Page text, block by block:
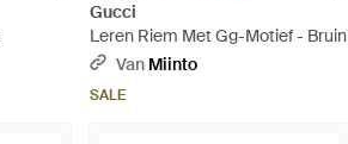
Gucci
Leren Riem Met Gg-Motief - Bruin
Van Miinto
SALE